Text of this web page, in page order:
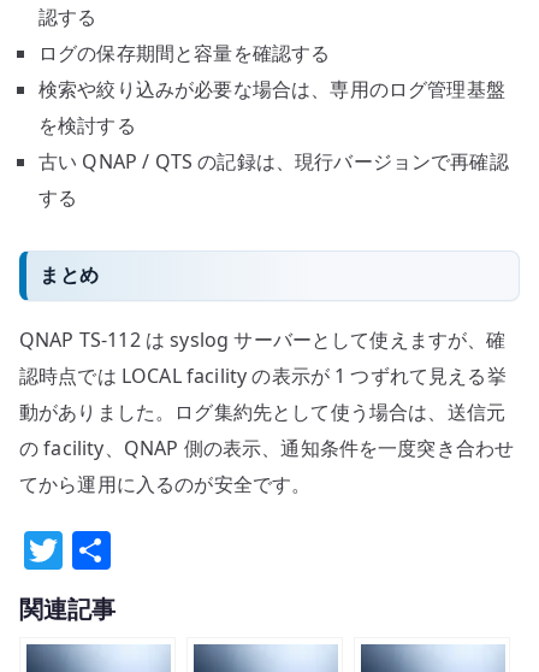
認する
ログの保存期間と容量を確認する
検索や絞り込みが必要な場合は、専用のログ管理基盤
を検討する
古い QNAP / QTS の記録は、現行バージョンで再確認
する
まとめ
QNAP TS-112 は syslog サーバーとして使えますが、確
認時点では LOCAL facility の表示が 1 つずれて見える挙
動がありました。ログ集約先として使う場合は、送信元
の facility、QNAP 側の表示、通知条件を一度突き合わせ
てから運用に入るのが安全です。
T
w
it
有
関連記事